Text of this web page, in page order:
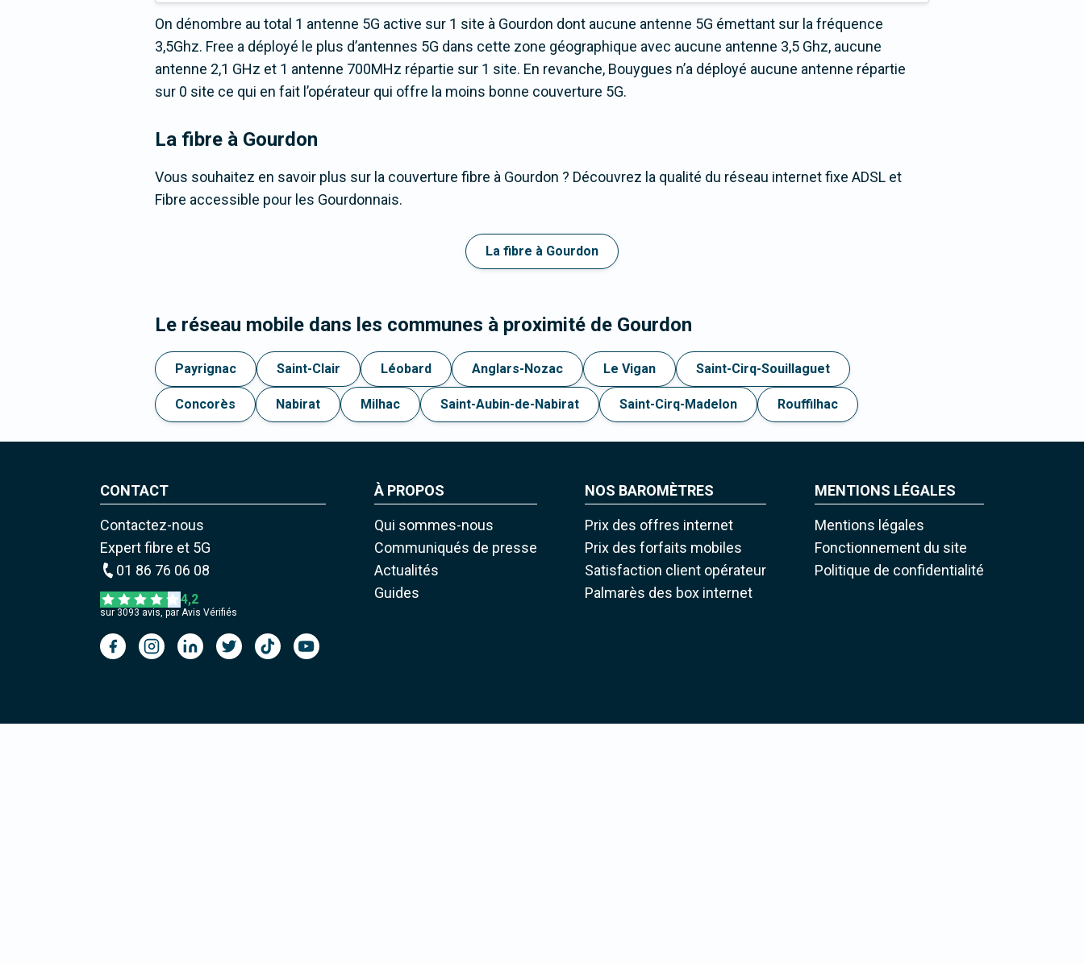
On dénombre au total 1 antenne 5G active sur 1 site à Gourdon dont aucune antenne 5G émettant sur la fréquence
3,5Ghz. Free a déployé le plus d’antennes 5G dans cette zone géographique avec aucune antenne 3,5 Ghz, aucune
antenne 2,1 GHz et 1 antenne 700MHz répartie sur 1 site. En revanche, Bouygues n’a déployé aucune antenne répartie
sur 0 site ce qui en fait l’opérateur qui offre la moins bonne couverture 5G.
La fibre à Gourdon
Vous souhaitez en savoir plus sur la couverture fibre à Gourdon ? Découvrez la qualité du réseau internet fixe ADSL et
Fibre accessible pour les Gourdonnais.
La fibre à Gourdon
Le réseau mobile dans les communes à proximité de Gourdon
Payrignac Saint-Clair Léobard Anglars-Nozac Le Vigan Saint-Cirq-Souillaguet
Concorès Nabirat Milhac Saint-Aubin-de-Nabirat Saint-Cirq-Madelon Rouffilhac
CONTACT
Contactez-nous
Expert fibre et 5G
01 86 76 06 08
4,2
sur 3093 avis, par Avis Vérifiés
À PROPOS
Qui sommes-nous
Communiqués de presse
Actualités
Guides
NOS BAROMÈTRES
Prix des offres internet
Prix des forfaits mobiles
Satisfaction client opérateur
Palmarès des box internet
MENTIONS LÉGALES
Mentions légales
Fonctionnement du site
Politique de confidentialité